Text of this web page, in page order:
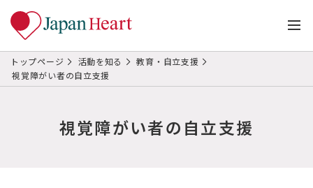
トップページ 活動を知る
教育・自立支援
視覚障がい者の自立支援
視覚障がい者の自立支援